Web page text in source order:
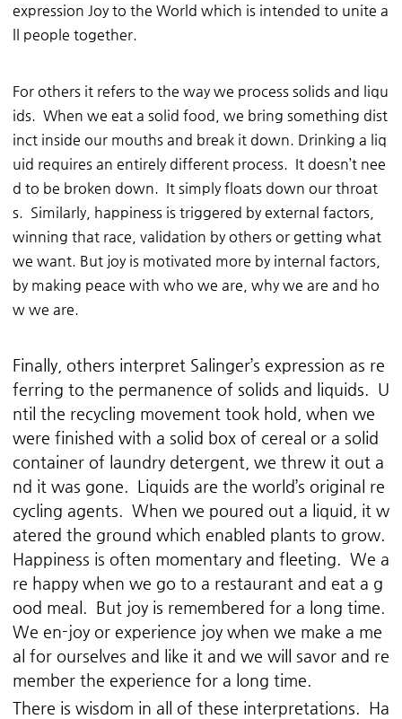
expression Joy to the World which is intended to unite a
ll people together.
For others it refers to the way we process solids and liqu
ids. When we eat a solid food, we bring something dist
inct inside our mouths and break it down. Drinking a liq
uid requires an entirely different process. It doesn’t nee
d to be broken down. It simply floats down our throat
s. Similarly, happiness is triggered by external factors,
winning that race, validation by others or getting what
we want. But joy is motivated more by internal factors,
by making peace with who we are, why we are and ho
w we are.
Finally, others interpret Salinger’s expression as re
ferring to the permanence of solids and liquids. U
ntil the recycling movement took hold, when we
were finished with a solid box of cereal or a solid
container of laundry detergent, we threw it out a
nd it was gone. Liquids are the world’s original re
cycling agents. When we poured out a liquid, it w
atered the ground which enabled plants to grow.
Happiness is often momentary and fleeting. We a
re happy when we go to a restaurant and eat a g
ood meal. But joy is remembered for a long time.
We en-joy or experience joy when we make a me
al for ourselves and like it and we will savor and re
member the experience for a long time.
There is wisdom in all of these interpretations. Ha